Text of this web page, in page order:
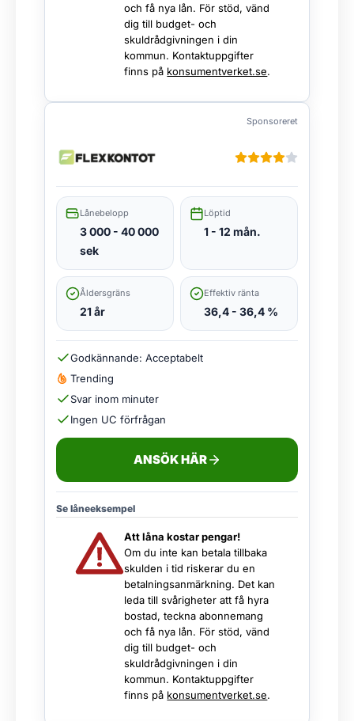
och få nya lån. För stöd, vänd
dig till budget- och
skuldrådgivningen i din
kommun. Kontaktuppgifter
finns på konsumentverket.se.
Sponsoreret
Lånebelopp
3 000 - 40 000
sek
Löptid
1 - 12 mån.
Åldersgräns
21 år
Effektiv ränta
36,4 - 36,4 %
Godkännande: Acceptabelt
Trending
Svar inom minuter
Ingen UC förfrågan
ANSÖK HÄR
Se låneeksempel
Att låna kostar pengar!
Om du inte kan betala tillbaka
skulden i tid riskerar du en
betalningsanmärkning. Det kan
leda till svårigheter att få hyra
bostad, teckna abonnemang
och få nya lån. För stöd, vänd
dig till budget- och
skuldrådgivningen i din
kommun. Kontaktuppgifter
finns på konsumentverket.se.